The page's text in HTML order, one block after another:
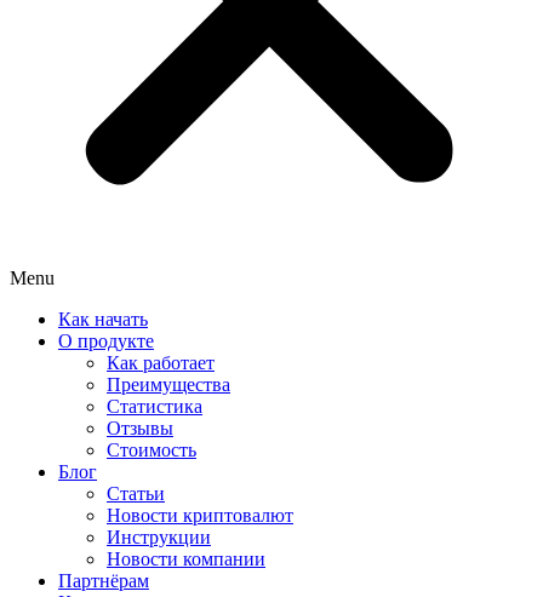
Menu
Как начать
О продукте
Как работает
Преимущества
Статистика
Отзывы
Стоимость
Блог
Статьи
Новости криптовалют
Инструкции
Новости компании
Партнёрам